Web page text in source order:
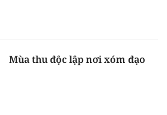
Mùa thu độc lập nơi xóm đạo